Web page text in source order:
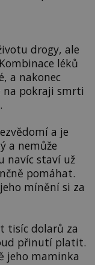
drogy, ale
léků
a nakonec
na pokraji smrti
a je
a nemůže
navíc staví už
pomáhat.
mínění si za
tisíc dolarů za
přinutí platit.
jeho maminka